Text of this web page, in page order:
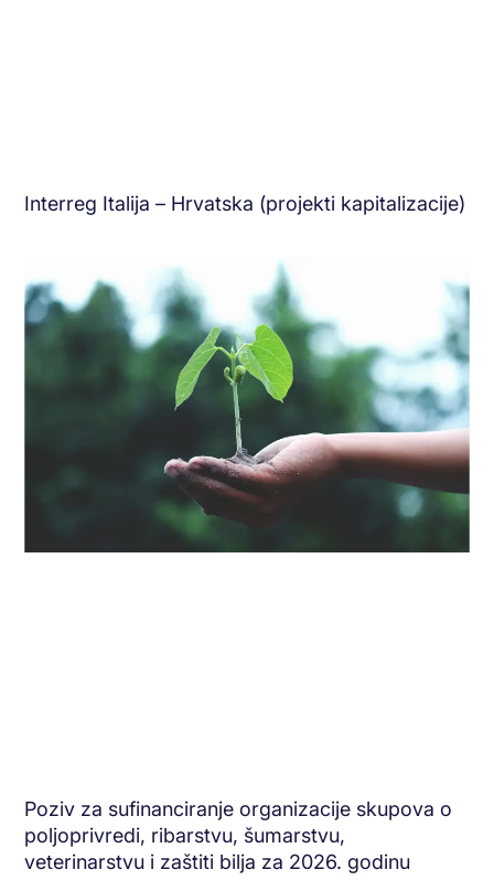
Interreg Italija – Hrvatska (projekti kapitalizacije)
Poziv za sufinanciranje organizacije skupova o
poljoprivredi, ribarstvu, šumarstvu,
veterinarstvu i zaštiti bilja za 2026. godinu